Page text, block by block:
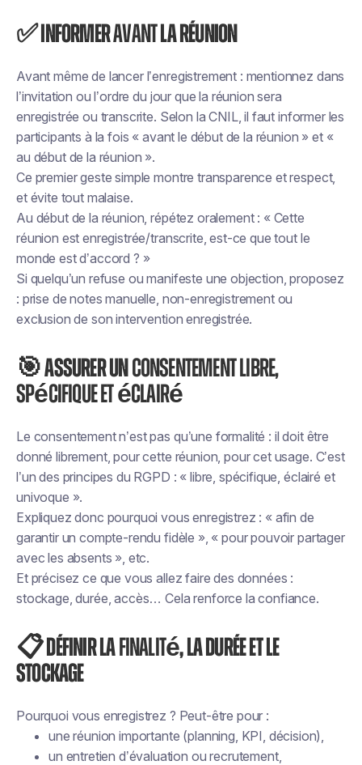
✅ Informeravantla réunion
Avant même de lancer l’enregistrement : mentionnez dans
l’invitation ou l’ordre du jour que la réunion sera
enregistrée ou transcrite. Selon la CNIL, il faut informer les
participants à la fois « avant le début de la réunion » et «
au début de la réunion ».
Ce premier geste simple montre transparence et respect,
et évite tout malaise.
Au début de la réunion, répétez oralement : « Cette
réunion est enregistrée/transcrite, est-ce que tout le
monde est d’accord ? »
Si quelqu’un refuse ou manifeste une objection, proposez
: prise de notes manuelle, non-enregistrement ou
exclusion de son intervention enregistrée.
🎯 Assurer un consentement libre,
spécifique et éclairé
Le consentement n’est pas qu’une formalité : il doit être
donné librement, pour cette réunion, pour cet usage. C’est
l’un des principes du RGPD : « libre, spécifique, éclairé et
univoque ».
Expliquez donc pourquoi vous enregistrez : « afin de
garantir un compte-rendu fidèle », « pour pouvoir partager
avec les absents », etc.
Et précisez ce que vous allez faire des données :
stockage, durée, accès… Cela renforce la confiance.
📋 Définir la finalité, la durée et le
stockage
Pourquoi vous enregistrez ? Peut-être pour :
une réunion importante (planning, KPI, décision),
un entretien d’évaluation ou recrutement,